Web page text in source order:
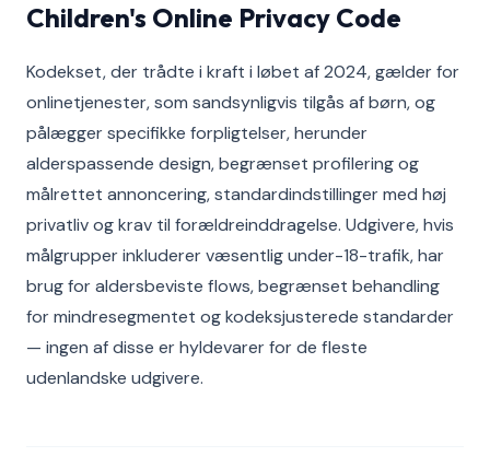
Children's Online Privacy Code
Kodekset, der trådte i kraft i løbet af 2024, gælder for
onlinetjenester, som sandsynligvis tilgås af børn, og
pålægger specifikke forpligtelser, herunder
alderspassende design, begrænset profilering og
målrettet annoncering, standardindstillinger med høj
privatliv og krav til forældreinddragelse. Udgivere, hvis
målgrupper inkluderer væsentlig under-18-trafik, har
brug for aldersbeviste flows, begrænset behandling
for mindresegmentet og kodeksjusterede standarder
— ingen af disse er hyldevarer for de fleste
udenlandske udgivere.